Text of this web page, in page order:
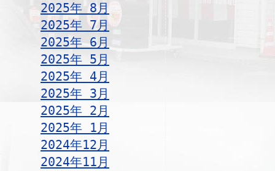
2025年 8月
2025年 7月
2025年 6月
2025年 5月
2025年 4月
2025年 3月
2025年 2月
2025年 1月
2024年12月
2024年11月